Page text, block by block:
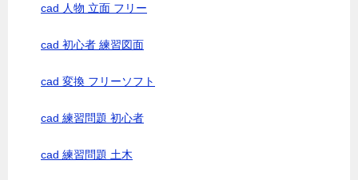
cad 人物 立面 フリー
cad 初心者 練習図面
cad 変換 フリーソフト
cad 練習問題 初心者
cad 練習問題 土木